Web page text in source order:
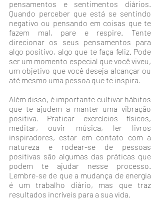
pensamentos e sentimentos diários.
Quando perceber que está se sentindo
negativo ou pensando em coisas que te
fazem mal, pare e respire. Tente
direcionar os seus pensamentos para
algo positivo, algo que te faça feliz. Pode
ser um momento especial que você viveu,
um objetivo que você deseja alcançar ou
até mesmo uma pessoa que te inspira.
Além disso, é importante cultivar hábitos
que te ajudem a manter uma vibração
positiva. Praticar exercícios físicos,
meditar, ouvir música, ler livros
inspiradores, estar em contato com a
natureza e rodear-se de pessoas
positivas são algumas das práticas que
podem te ajudar nesse processo.
Lembre-se de que a mudança de energia
é um trabalho diário, mas que traz
resultados incríveis para a sua vida.